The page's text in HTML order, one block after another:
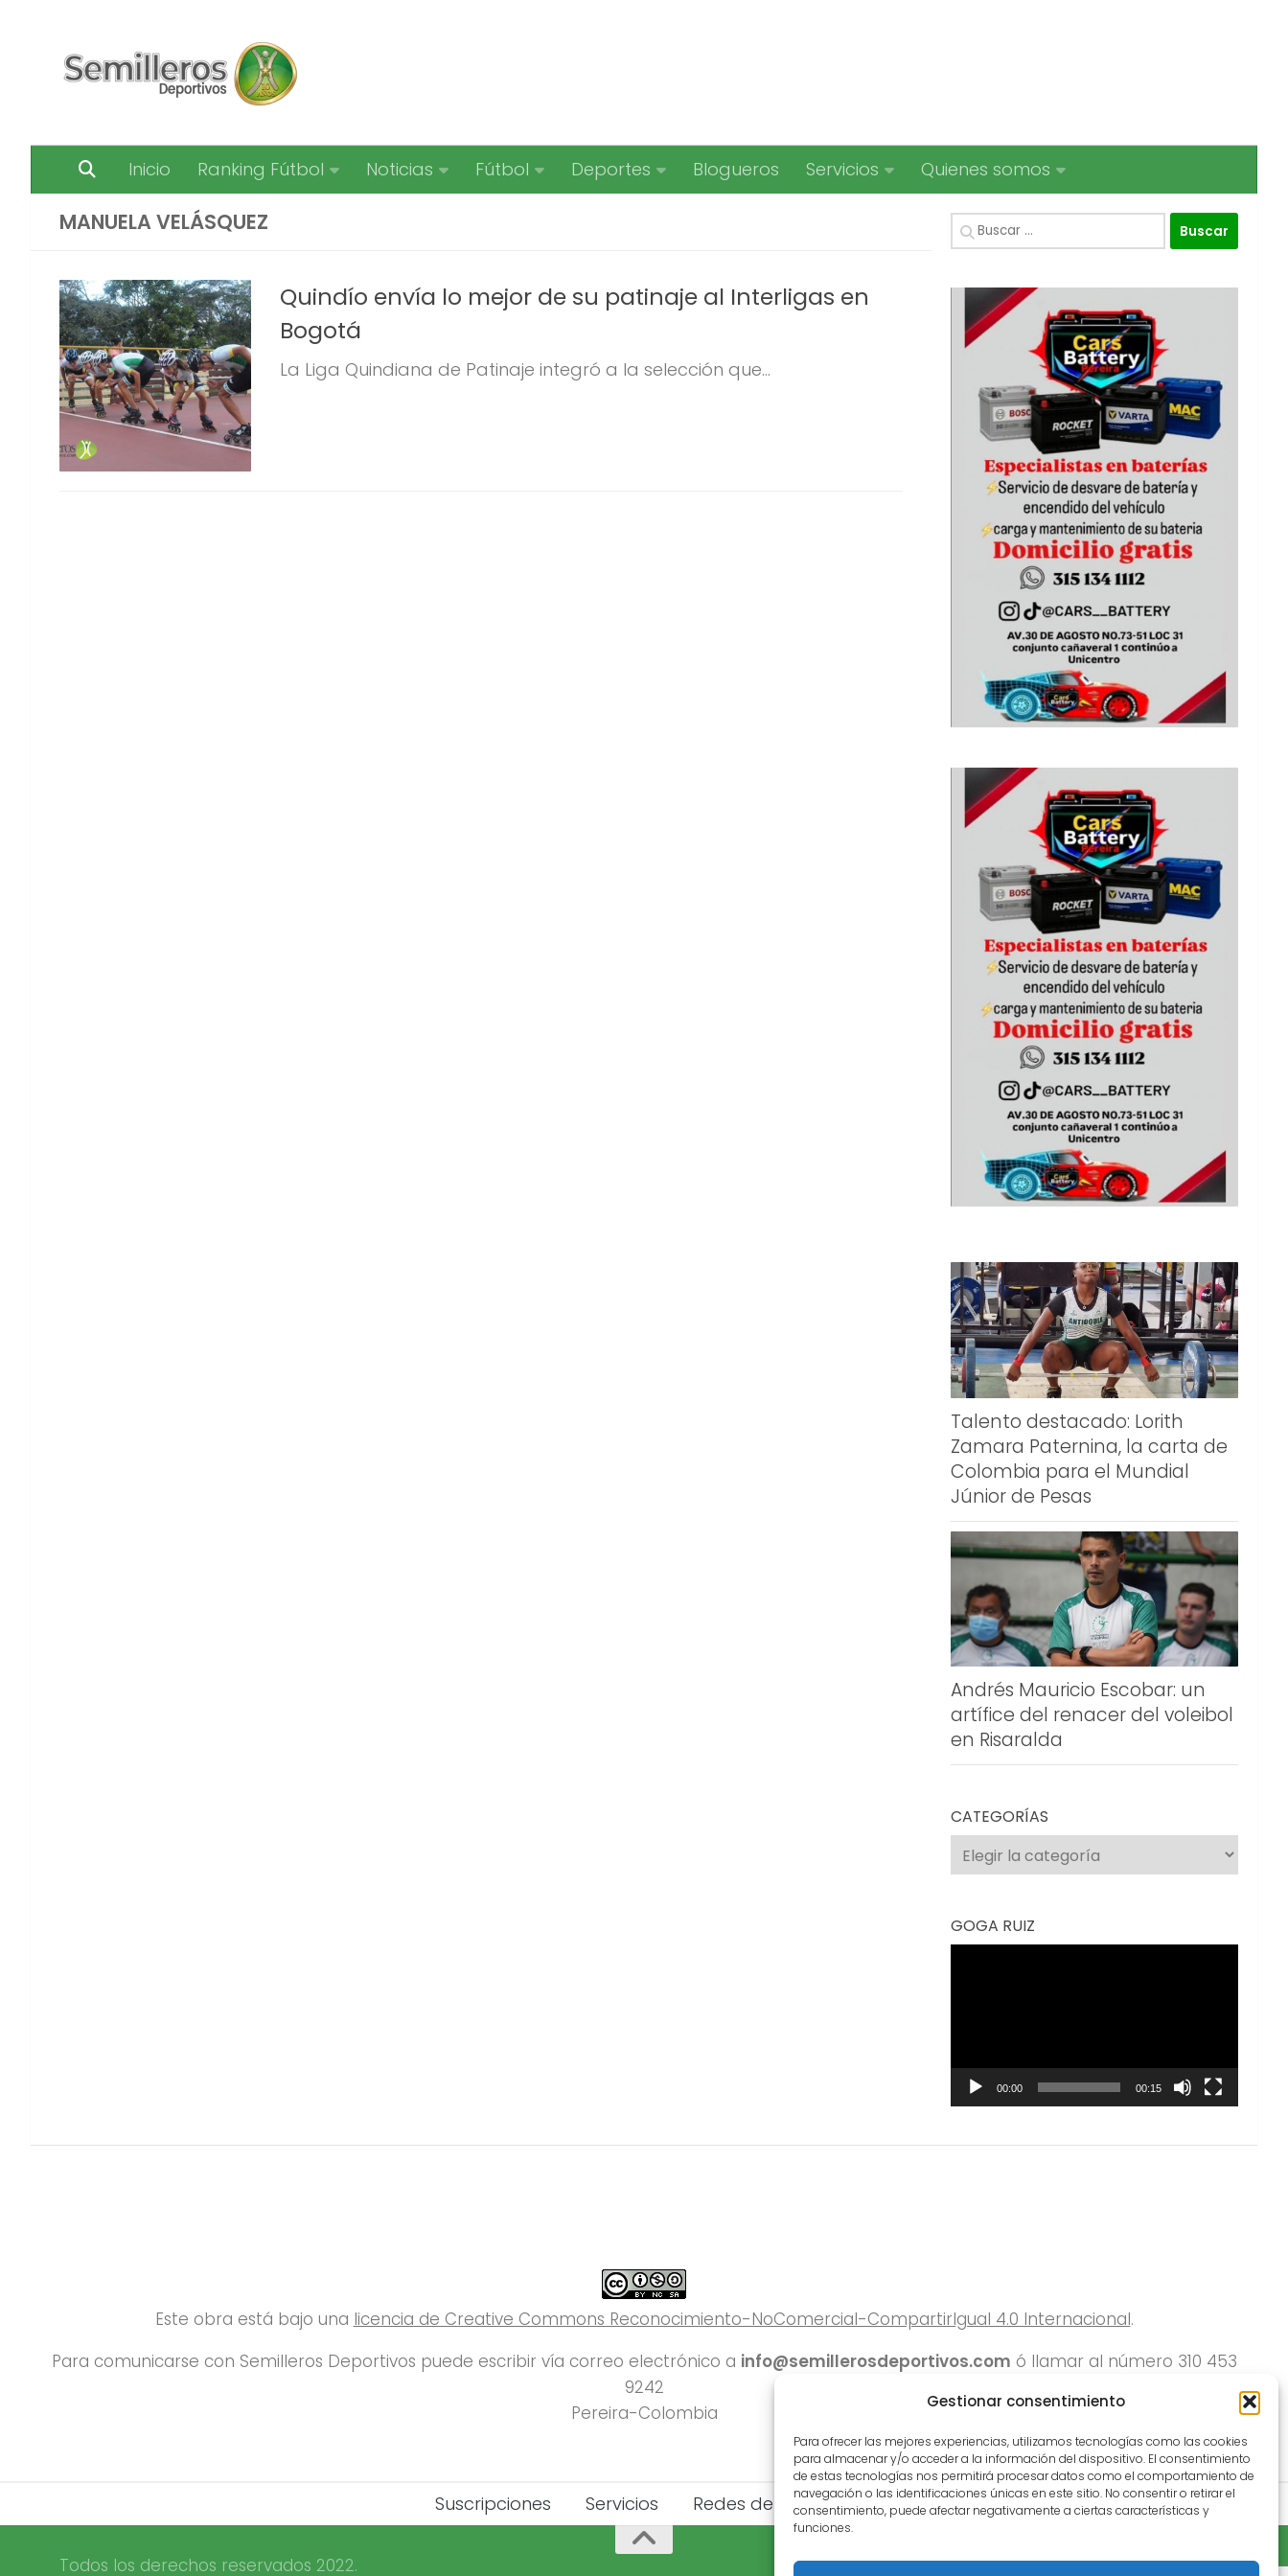
Gestionar consentimiento
Para ofrecer las mejores experiencias, utilizamos tecnologías como las cookies
para almacenar y/o acceder a la información del dispositivo. El consentimiento
de estas tecnologías nos permitirá procesar datos como el comportamiento de
navegación o las identificaciones únicas en este sitio. No consentir o retirar el
consentimiento, puede afectar negativamente a ciertas características y
funciones.
Inicio Ranking Fútbol Noticias Fútbol Deportes Blogueros Servicios Quienes somos
MANUELA VELÁSQUEZ
Quindío envía lo mejor de su patinaje al Interligas en
Bogotá
La Liga Quindiana de Patinaje integró a la selección que...
Buscar:
Talento destacado: Lorith
Zamara Paternina, la carta de
Colombia para el Mundial
Júnior de Pesas
Andrés Mauricio Escobar: un
artífice del renacer del voleibol
en Risaralda
CATEGORÍAS
Categorías
GOGA RUIZ
00:00 00:15
Este obra está bajo una licencia de Creative Commons Reconocimiento-NoComercial-CompartirIgual 4.0 Internacional.
Para comunicarse con Semilleros Deportivos puede escribir vía correo electrónico a info@semillerosdeportivos.com ó llamar al número 310 453
9242
Pereira-Colombia
Suscripciones Servicios Redes del Deporte
Todos los derechos reservados 2022.